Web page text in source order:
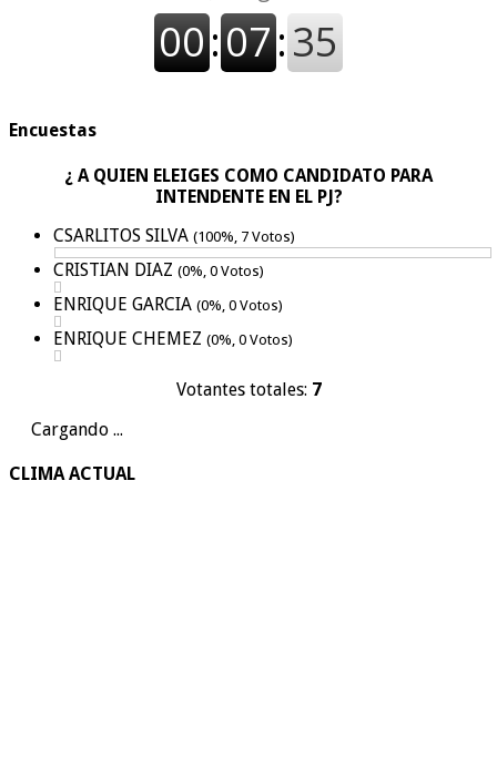
Encuestas
¿ A QUIEN ELEIGES COMO CANDIDATO PARA
INTENDENTE EN EL PJ?
CSARLITOS SILVA (100%, 7 Votos)
CRISTIAN DIAZ (0%, 0 Votos)
ENRIQUE GARCIA (0%, 0 Votos)
ENRIQUE CHEMEZ (0%, 0 Votos)
Votantes totales: 7
Cargando ...
CLIMA ACTUAL